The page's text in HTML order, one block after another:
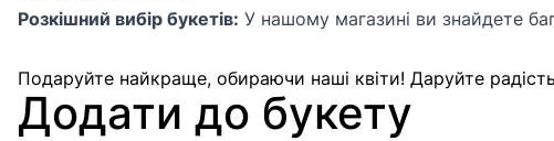
Розкішний вибір букетів: У нашому магазині ви знайдете
Подаруйте найкраще, обираючи наші квіти! Даруйте
Додати до букету